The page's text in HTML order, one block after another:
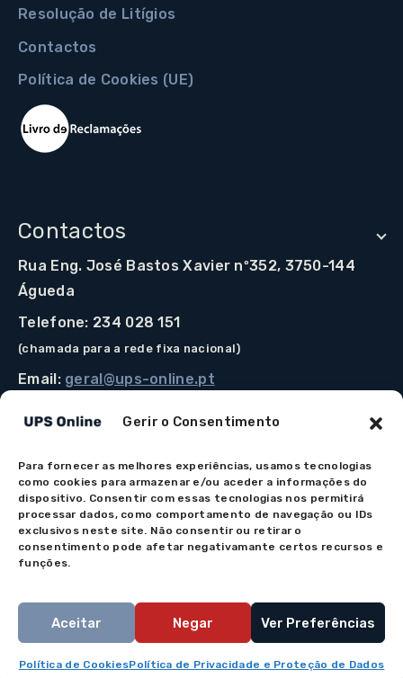
Gerir o Consentimento
Para fornecer as melhores experiências, usamos tecnologias
como cookies para armazenar e/ou aceder a informações do
dispositivo. Consentir com essas tecnologias nos permitirá
processar dados, como comportamento de navegação ou IDs
exclusivos neste site. Não consentir ou retirar o
consentimento pode afetar negativamante certos recursos e
funções.
Aceitar Negar Ver Preferências
Política de CookiesPolítica de Privacidade e Proteção de Dados
Resolução de Litígios
Contactos
Política de Cookies (UE)
Contactos
Rua Eng. José Bastos Xavier nº352, 3750-144
Águeda
Telefone: 234 028 151
(chamada para a rede fixa nacional)
Email: geral@ups-online.pt
Os preços indicados incluem IVA à taxa legal em vigor.
Todos os artigos apresentados no site encontram-se
sujeitos à disponibilidade de stock após confirmação da
encomenda. As imagens são meramente ilustrativas. Em
caso de dúvida na apresentação do produto por favor
© 2026 UPS Online - Todos os direitos reservados